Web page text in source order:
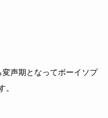
声期となってボーイソプ
。